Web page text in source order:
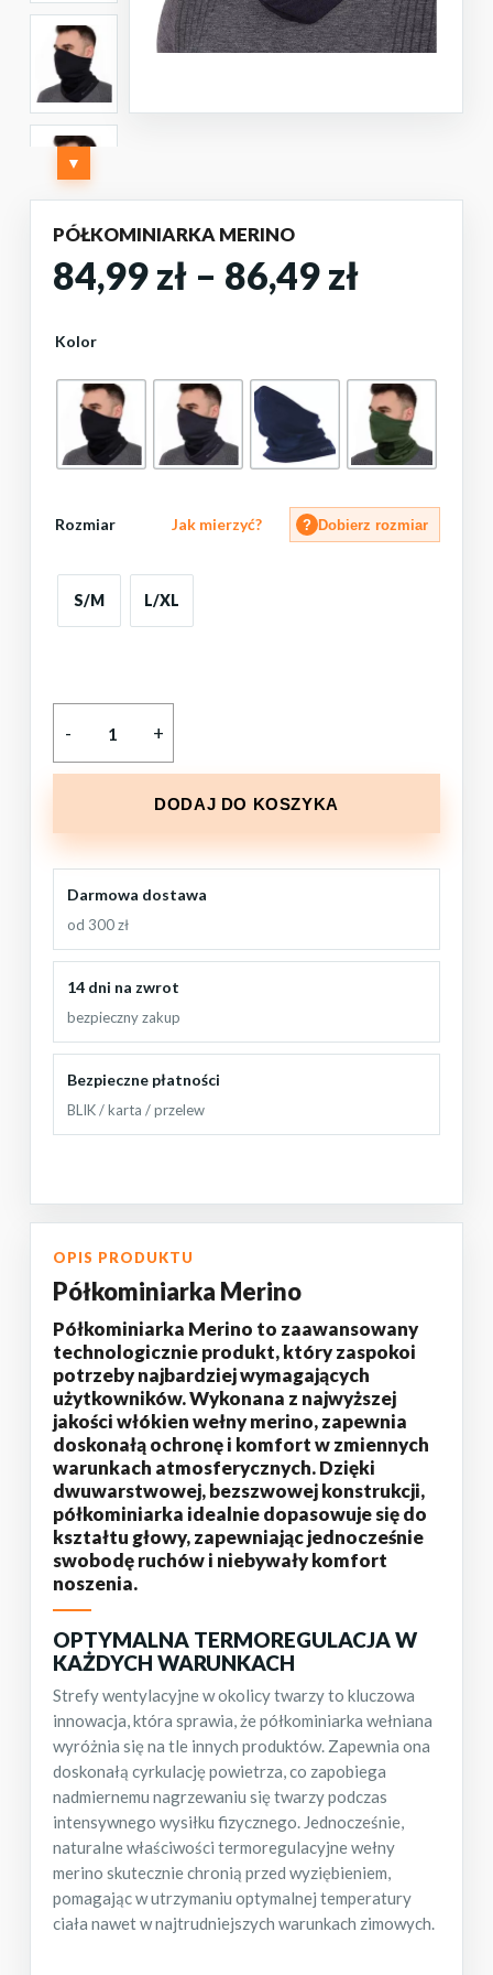
▼
PÓŁKOMINIARKA MERINO
84,99zł – 86,49złZakres
84,99 zł
do
86,49 zł
Kolor
Rozmiar Jak mierzyć? ? Dobierz rozmiar
S/M L/XL
DODAJ DO KOSZYKA
Darmowa dostawa
od 300 zł
14 dni na zwrot
bezpieczny zakup
Bezpieczne płatności
BLIK / karta / przelew
OPIS PRODUKTU
Półkominiarka Merino
Półkominiarka Merino to zaawansowany
technologicznie produkt, który zaspokoi
potrzeby najbardziej wymagających
użytkowników. Wykonana z najwyższej
jakości włókien wełny merino, zapewnia
doskonałą ochronę i komfort w zmiennych
warunkach atmosferycznych. Dzięki
dwuwarstwowej, bezszwowej konstrukcji,
półkominiarka idealnie dopasowuje się do
kształtu głowy, zapewniając jednocześnie
swobodę ruchów i niebywały komfort
noszenia.
OPTYMALNA TERMOREGULACJA W
KAŻDYCH WARUNKACH
Strefy wentylacyjne w okolicy twarzy to kluczowa
innowacja, która sprawia, że półkominiarka wełniana
wyróżnia się na tle innych produktów. Zapewnia ona
doskonałą cyrkulację powietrza, co zapobiega
nadmiernemu nagrzewaniu się twarzy podczas
intensywnego wysiłku fizycznego. Jednocześnie,
naturalne właściwości termoregulacyjne wełny
merino skutecznie chronią przed wyziębieniem,
pomagając w utrzymaniu optymalnej temperatury
ciała nawet w najtrudniejszych warunkach zimowych.